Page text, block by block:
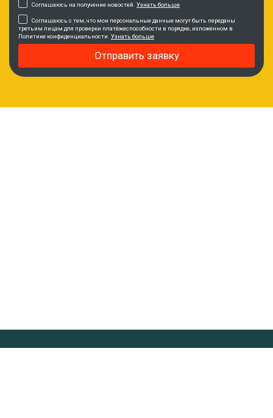
Соглашаюсь на получение новостей. Узнать больше
Соглашаюсь с тем, что мои персональные данные могут быть переданы
третьим лицам для проверки платёжеспособности в порядке, изложенном в
Политике конфиденциальности. Узнать больше
Отправить заявку